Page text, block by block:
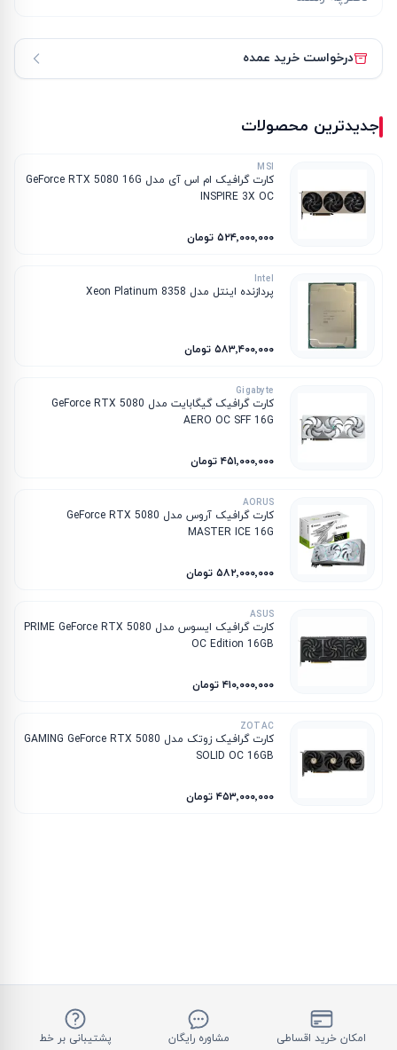
درخواست خرید عمده
جدیدترین محصولات
MSI
کارت گرافیک ام‌ اس‌ آی مدل GeForce RTX 5080 16G
INSPIRE 3X OC
۵۲۴٬۰۰۰٬۰۰۰ تومان
Intel
پردازنده اینتل مدل Xeon Platinum 8358
۵۸۳٬۴۰۰٬۰۰۰ تومان
Gigabyte
کارت گرافیک گیگابایت مدل GeForce RTX 5080
AERO OC SFF 16G
۴۵۱٬۰۰۰٬۰۰۰ تومان
AORUS
کارت گرافیک آروس مدل GeForce RTX 5080
MASTER ICE 16G
۵۸۲٬۰۰۰٬۰۰۰ تومان
ASUS
کارت گرافیک ایسوس مدل PRIME GeForce RTX 5080
OC Edition 16GB
۴۱۰٬۰۰۰٬۰۰۰ تومان
ZOTAC
کارت گرافیک زوتک مدل GAMING GeForce RTX 5080
SOLID OC 16GB
۴۵۳٬۰۰۰٬۰۰۰ تومان
امکان خرید اقساطی مشاوره رایگان پشتیبانی بر خط